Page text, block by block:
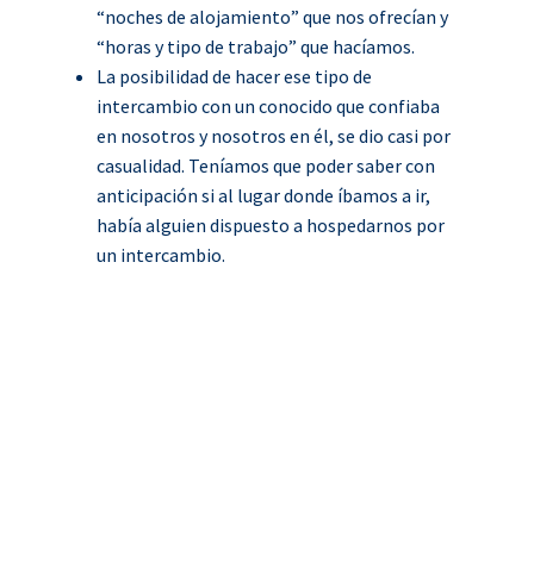
“noches de alojamiento” que nos ofrecían y
“horas y tipo de trabajo” que hacíamos.
La posibilidad de hacer ese tipo de
intercambio con un conocido que confiaba
en nosotros y nosotros en él, se dio casi por
casualidad. Teníamos que poder saber con
anticipación si al lugar donde íbamos a ir,
había alguien dispuesto a hospedarnos por
un intercambio.